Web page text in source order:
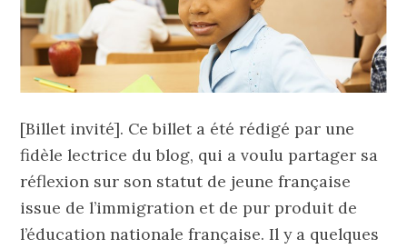
[Billet invité]. Ce billet a été rédigé par une
fidèle lectrice du blog, qui a voulu partager sa
réflexion sur son statut de jeune française
issue de l’immigration et de pur produit de
l’éducation nationale française. Il y a quelques